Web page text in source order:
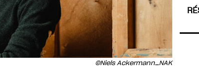
©Niels Ackermann_NAK